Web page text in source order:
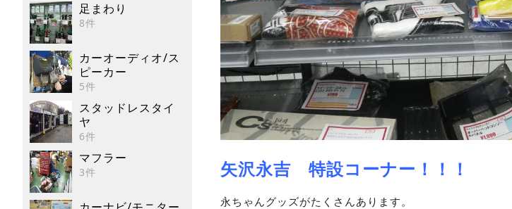
足まわり
8件
カーオーディオ/ス
ピーカー
5件
スタッドレスタイ
ヤ
6件
マフラー
3件 矢沢永吉 特設コーナー！！！
永ちゃんグッズがたくさんあります。